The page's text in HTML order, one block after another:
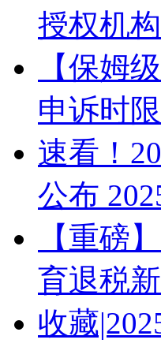
授权机构
【保姆
申诉时
速看！
公布
【重磅
育退税
收藏